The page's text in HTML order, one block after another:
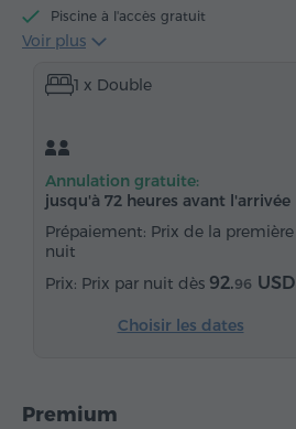
Piscine à l'accès gratuit
Centre de fitness à l'accès gratuit
Accès gratuit au billard
Chaussons
Chauffage Armoire
Canapé Fauteuil Chaise
Réveil
Moquette Réfrigérateur
Voir plus
1 x Double
Annulation gratuite:
jusqu'à 72 heures avant l'arrivée
Prépaiement: Prix de la première
nuit
Prix par nuit dès 92.96 USD
Choisir les dates
Premium